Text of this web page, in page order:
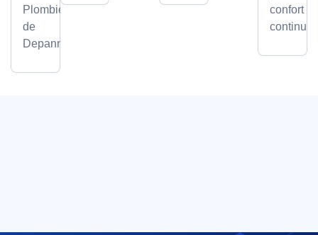
Plombier
de
Depanneo
confort
continu.